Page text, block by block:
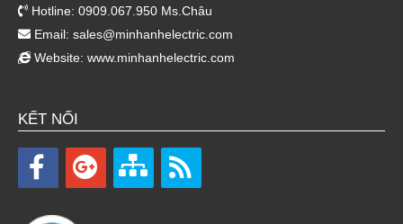
Hotline: 0909.067.950 Ms.Châu
Email: sales@minhanhelectric.com
Website: www.minhanhelectric.com
KẾT NỐI